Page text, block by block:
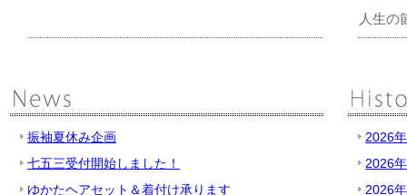
人生の
振袖夏休み企画
七五三受付開始しました！
ゆかたヘアセット＆着付け承ります
2026
2026
2026